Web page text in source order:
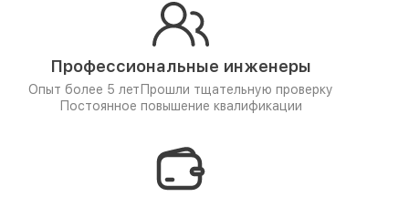
Профессиональные инженеры
Опыт более 5 лет Прошли тщательную проверку
Постоянное повышение квалификации